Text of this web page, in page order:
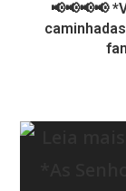
📢📢📢📢